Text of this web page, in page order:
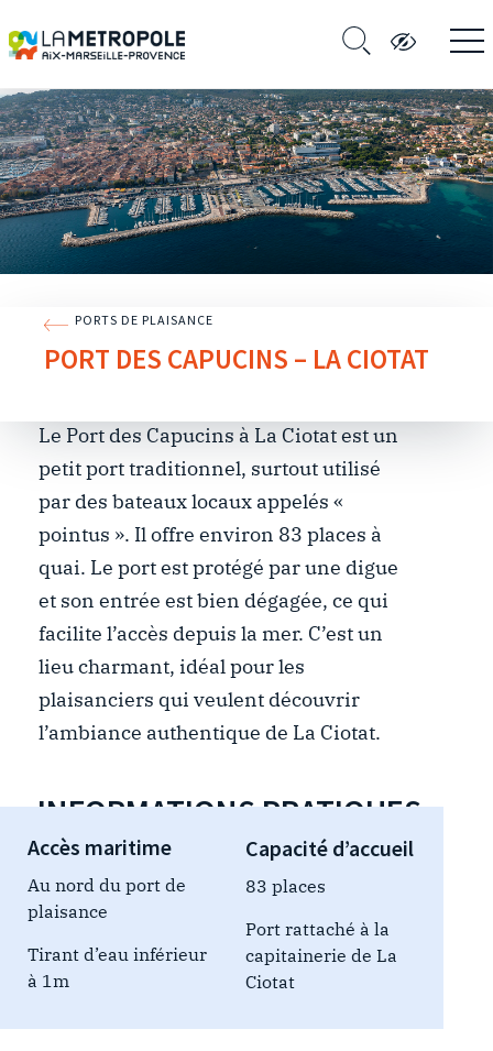
PORTS DE PLAISANCE
PORT DES CAPUCINS – LA CIOTAT
Le Port des Capucins à La Ciotat est un
petit port traditionnel, surtout utilisé
par des bateaux locaux appelés «
pointus ». Il offre environ 83 places à
quai. Le port est protégé par une digue
et son entrée est bien dégagée, ce qui
facilite l’accès depuis la mer. C’est un
lieu charmant, idéal pour les
plaisanciers qui veulent découvrir
l’ambiance authentique de La Ciotat.
INFORMATIONS PRATIQUES
Accès maritime
Au nord du port de
plaisance
Tirant d’eau inférieur
à 1m
Capacité d’accueil
83 places
Port rattaché à la
capitainerie de La
Ciotat